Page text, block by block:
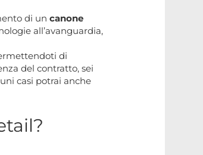
di un canone
all’avanguardia,
di
del contratto, sei
casi potrai anche